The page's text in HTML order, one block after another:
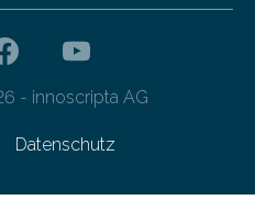
- innoscripta AG
Datenschutz